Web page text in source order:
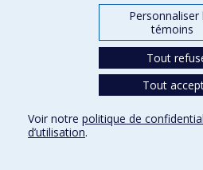
atmosphères contraires. La
l’orchestre est multiple :
des sons multiphoniques du
résolution dans l’orchestre,
accompagne le soliste dans
hétérophonique, quelques fois,
dialoguent.
Personnaliser
témoins
Tout
Tout
Voir notre politique de
d’utilisation.